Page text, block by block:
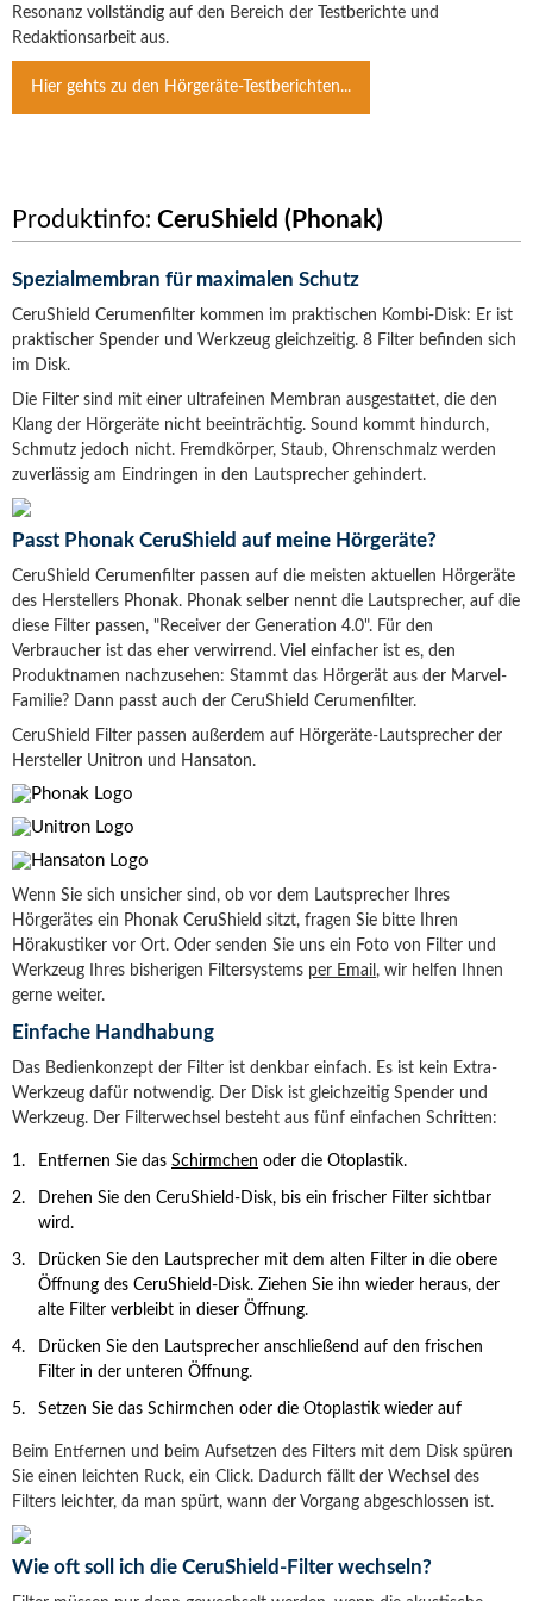
Resonanz vollständig auf den Bereich der Testberichte und
Redaktionsarbeit aus.
Hier gehts zu den Hörgeräte-Testberichten...
Produktinfo: CeruShield (Phonak)
Spezialmembran für maximalen Schutz
CeruShield Cerumenfilter kommen im praktischen Kombi-Disk: Er ist
praktischer Spender und Werkzeug gleichzeitig. 8 Filter befinden sich
im Disk.
Die Filter sind mit einer ultrafeinen Membran ausgestattet, die den
Klang der Hörgeräte nicht beeinträchtig. Sound kommt hindurch,
Schmutz jedoch nicht. Fremdkörper, Staub, Ohrenschmalz werden
zuverlässig am Eindringen in den Lautsprecher gehindert.
Passt Phonak CeruShield auf meine Hörgeräte?
CeruShield Cerumenfilter passen auf die meisten aktuellen Hörgeräte
des Herstellers Phonak. Phonak selber nennt die Lautsprecher, auf die
diese Filter passen, "Receiver der Generation 4.0". Für den
Verbraucher ist das eher verwirrend. Viel einfacher ist es, den
Produktnamen nachzusehen: Stammt das Hörgerät aus der Marvel-
Familie? Dann passt auch der CeruShield Cerumenfilter.
CeruShield Filter passen außerdem auf Hörgeräte-Lautsprecher der
Hersteller Unitron und Hansaton.
Wenn Sie sich unsicher sind, ob vor dem Lautsprecher Ihres
Hörgerätes ein Phonak CeruShield sitzt, fragen Sie bitte Ihren
Hörakustiker vor Ort. Oder senden Sie uns ein Foto von Filter und
Werkzeug Ihres bisherigen Filtersystems per Email , wir helfen Ihnen
gerne weiter.
Einfache Handhabung
Das Bedienkonzept der Filter ist denkbar einfach. Es ist kein Extra-
Werkzeug dafür notwendig. Der Disk ist gleichzeitig Spender und
Werkzeug. Der Filterwechsel besteht aus fünf einfachen Schritten:
Entfernen Sie das Schirmchen oder die Otoplastik.
Drehen Sie den CeruShield-Disk, bis ein frischer Filter sichtbar
wird.
Drücken Sie den Lautsprecher mit dem alten Filter in die obere
Öffnung des CeruShield-Disk. Ziehen Sie ihn wieder heraus, der
alte Filter verbleibt in dieser Öffnung.
Drücken Sie den Lautsprecher anschließend auf den frischen
Filter in der unteren Öffnung.
Setzen Sie das Schirmchen oder die Otoplastik wieder auf
Beim Entfernen und beim Aufsetzen des Filters mit dem Disk spüren
Sie einen leichten Ruck, ein Click. Dadurch fällt der Wechsel des
Filters leichter, da man spürt, wann der Vorgang abgeschlossen ist.
Wie oft soll ich die CeruShield-Filter wechseln?